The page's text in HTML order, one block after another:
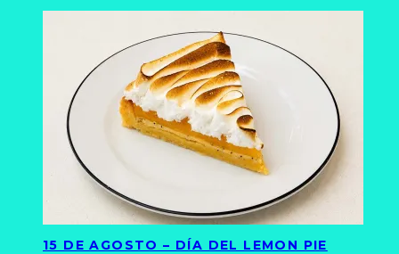
15 DE AGOSTO – DÍA DEL LEMON PIE